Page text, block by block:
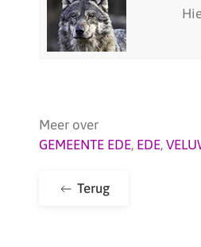
Meer over
GEMEENTE EDE, EDE,
Terug